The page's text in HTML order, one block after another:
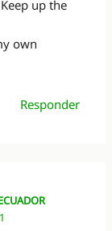
up the
own
Responder